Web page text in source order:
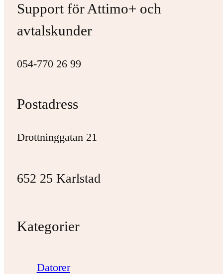
Support för Attimo+ och
avtalskunder
054-770 26 99
Postadress
Drottninggatan 21
652 25 Karlstad
Kategorier
Datorer